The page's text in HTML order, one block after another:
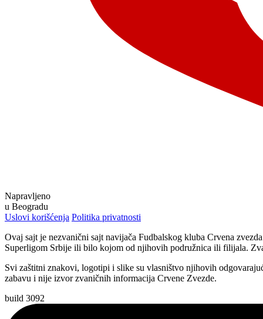
Napravljeno
u Beogradu
Uslovi korišćenja Politika privatnosti
Ovaj sajt je nezvanični sajt navijača Fudbalskog kluba Crvena
Superligom Srbije ili bilo kojom od njihovih podružnica ili filijala.
Svi zaštitni znakovi, logotipi i slike su vlasništvo njihovih
zabavu i nije izvor zvaničnih informacija Crvene Zvezde.
build 3092